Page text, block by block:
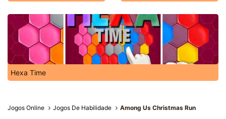
Hexa Time
Jogos Online Jogos De Habilidade Among Us Christmas Run